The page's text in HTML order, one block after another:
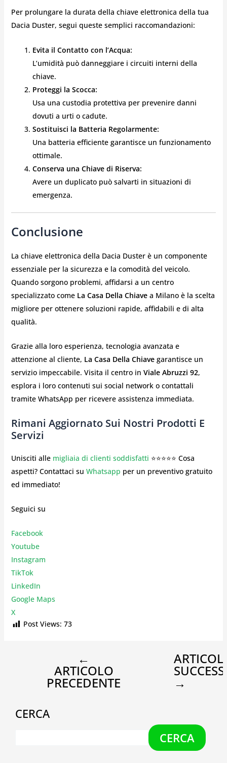
Per prolungare la durata della chiave elettronica della tua
Dacia Duster, segui queste semplici raccomandazioni:
Evita il Contatto con l’Acqua:
L’umidità può danneggiare i circuiti interni della
chiave.
Proteggi la Scocca:
Usa una custodia protettiva per prevenire danni
dovuti a urti o cadute.
Sostituisci la Batteria Regolarmente:
Una batteria efficiente garantisce un funzionamento
ottimale.
Conserva una Chiave di Riserva:
Avere un duplicato può salvarti in situazioni di
emergenza.
Conclusione
La chiave elettronica della Dacia Duster è un componente
essenziale per la sicurezza e la comodità del veicolo.
Quando sorgono problemi, affidarsi a un centro
specializzato come La Casa Della Chiavea Milano è la scelta
migliore per ottenere soluzioni rapide, affidabili e di alta
qualità.
Grazie alla loro esperienza, tecnologia avanzata e
attenzione al cliente, La Casa Della Chiavegarantisce un
servizio impeccabile. Visita il centro in Viale Abruzzi 92,
esplora i loro contenuti sui social network o contattali
tramite WhatsApp per ricevere assistenza immediata.
Rimani Aggiornato Sui Nostri Prodotti E
Servizi
Unisciti alle migliaia di clienti soddisfatti ⭐⭐⭐⭐⭐ Cosa
aspetti? Contattaci su Whatsapp per un preventivo gratuito
ed immediato!
Seguici su
Facebook
Youtube
Instagram
TikTok
LinkedIn
Google Maps
X
Post Views: 73
←
ARTICOLO
PRECEDENTE →
CERCA
CERCA